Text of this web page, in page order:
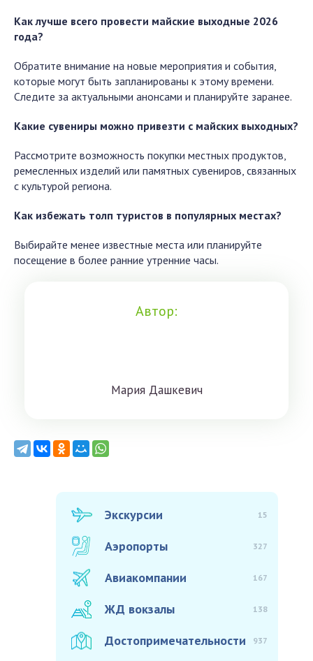
Как лучше всего провести майские выходные 2026
года?
Обратите внимание на новые мероприятия и события,
которые могут быть запланированы к этому времени.
Следите за актуальными анонсами и планируйте заранее.
Какие сувениры можно привезти с майских выходных?
Рассмотрите возможность покупки местных продуктов,
ремесленных изделий или памятных сувениров, связанных
с культурой региона.
Как избежать толп туристов в популярных местах?
Выбирайте менее известные места или планируйте
посещение в более ранние утренние часы.
Автор:
Мaрия Дaшкeвич
Экскурсии 15
Аэропорты 327
Авиакомпании 167
ЖД вокзалы 138
Достопримечательности 937